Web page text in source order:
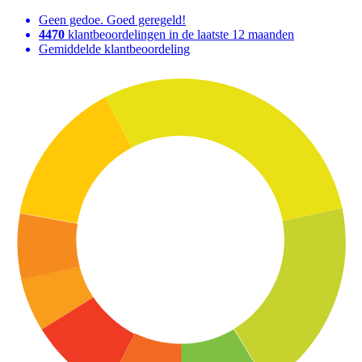
Geen gedoe. Goed geregeld!
4470 klantbeoordelingen in de laatste 12 maanden
Gemiddelde klantbeoordeling